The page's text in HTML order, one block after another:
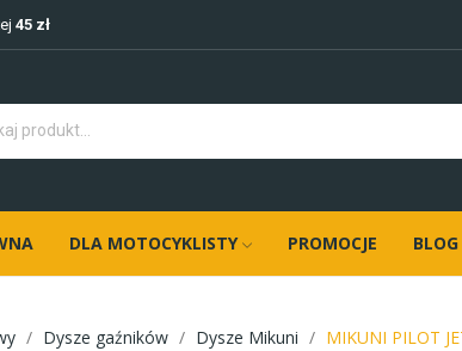
45 zł
DLA MOTOCYKLISTY PROMOCJE BLOG
Dysze gaźników Dysze Mikuni MIKUNI PILOT